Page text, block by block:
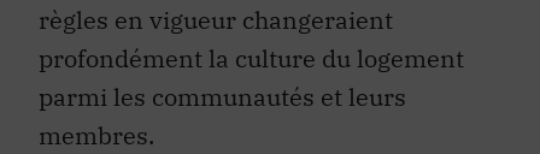
règles en vigueur changeraient
profondément la culture du logement
parmi les communautés et leurs
membres.